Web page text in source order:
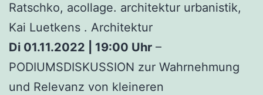
Ratschko, acollage. architektur urbanistik,
Kai Luetkens . Architektur
Di 01.11.2022 | 19:00 Uhr –
PODIUMSDISKUSSION zur Wahrnehmung
und Relevanz von kleineren